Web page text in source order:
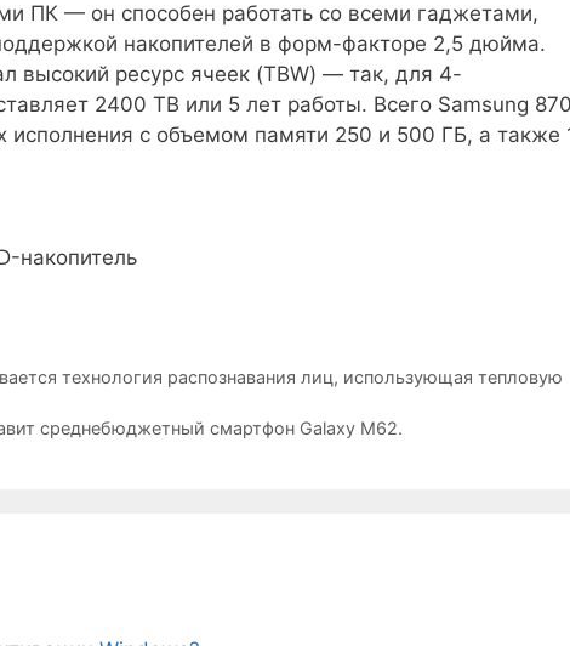
ПК — он способен работать со всеми гаджетами,
накопителей в форм-факторе 2,5 дюйма.
высокий ресурс ячеек (TBW) — так, для 4-
2400 ТВ или 5 лет работы. Всего Samsung
исполнения с объемом памяти 250 и 500 ГБ, а также
технология распознавания лиц, использующая тепловую
среднебюджетный смартфон Galaxy M62.